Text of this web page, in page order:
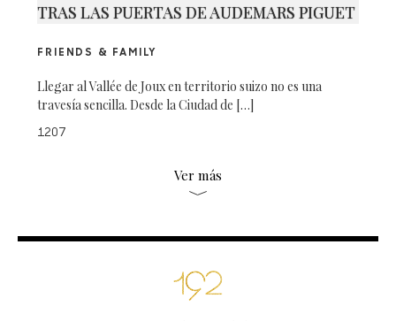
TRAS LAS PUERTAS DE AUDEMARS PIGUET
FRIENDS & FAMILY
Llegar al Vallée de Joux en territorio suizo no es una
travesía sencilla. Desde la Ciudad de […]
1207
Ver más